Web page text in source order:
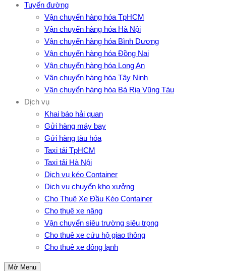
Tuyến đường
Vận chuyển hàng hóa TpHCM
Vận chuyển hàng hóa Hà Nội
Vận chuyển hàng hóa Bình Dương
Vận chuyển hàng hóa Đồng Nai
Vận chuyển hàng hóa Long An
Vận chuyển hàng hóa Tây Ninh
Vận chuyển hàng hóa Bà Rịa Vũng Tàu
Dịch vụ
Khai báo hải quan
Gửi hàng máy bay
Gửi hàng tàu hỏa
Taxi tải TpHCM
Taxi tải Hà Nội
Dịch vụ kéo Container
Dịch vụ chuyển kho xưởng
Cho Thuê Xe Đầu Kéo Container
Cho thuê xe nâng
Vận chuyển siêu trường siêu trọng
Cho thuê xe cứu hộ giao thông
Cho thuê xe đông lạnh
Mở Menu